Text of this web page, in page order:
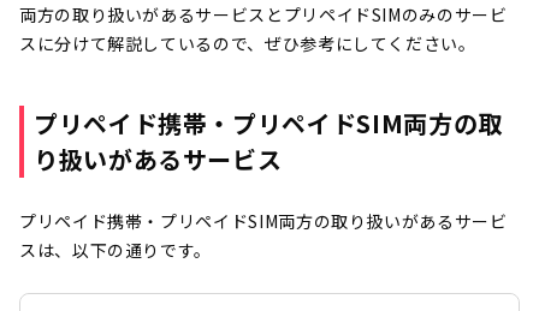
両方の取り扱いがあるサービスとプリペイドSIMのみのサービ
スに分けて解説しているので、ぜひ参考にしてください。
プリペイド携帯・プリペイドSIM両方の取
り扱いがあるサービス
プリペイド携帯・プリペイドSIM両方の取り扱いがあるサービ
スは、以下の通りです。